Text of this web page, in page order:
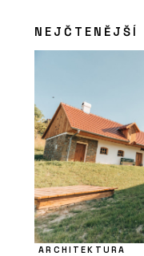
NEJČTENĚJŠÍ
ARCHITEKTURA